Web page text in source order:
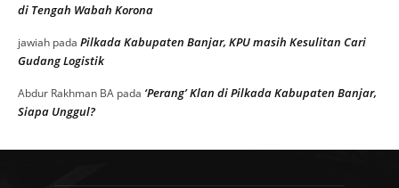
di Tengah Wabah Korona
jawiah pada Pilkada Kabupaten Banjar, KPU masih Kesulitan Cari
Gudang Logistik
Abdur Rakhman BA pada ‘Perang’ Klan di Pilkada Kabupaten Banjar,
Siapa Unggul?